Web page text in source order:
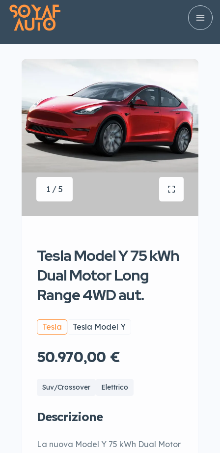
1 / 5
Tesla Model Y 75 kWh
Dual Motor Long
Range 4WD aut.
Tesla Tesla Model Y
50.970,00 €
Suv/Crossover Elettrico
Descrizione
La nuova Model Y 75 kWh Dual Motor